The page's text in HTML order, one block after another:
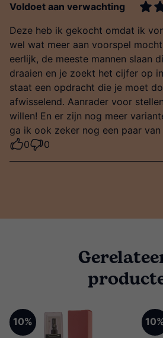
Voldoet aan verwachting
Deze heb ik gekocht omdat ik
wel wat meer aan voorspel
eerlijk, de meeste mannen slaan
draaien en je zoekt het cijfer op
staat een opdracht die je moet
afwisselend. Aanrader voor
willen! En er zijn nog meer
ga ik ook zeker nog een paar van
0
0
10%